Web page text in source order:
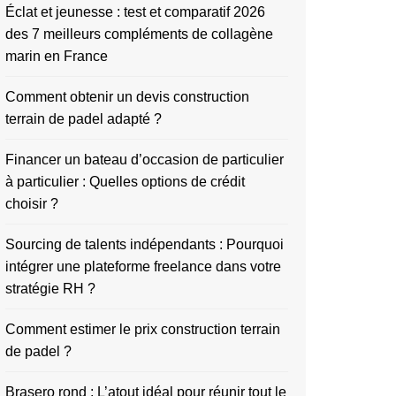
Éclat et jeunesse : test et comparatif 2026
des 7 meilleurs compléments de collagène
marin en France
Comment obtenir un devis construction
terrain de padel adapté ?
Financer un bateau d’occasion de particulier
à particulier : Quelles options de crédit
choisir ?
Sourcing de talents indépendants : Pourquoi
intégrer une plateforme freelance dans votre
stratégie RH ?
Comment estimer le prix construction terrain
de padel ?
Brasero rond : L’atout idéal pour réunir tout le